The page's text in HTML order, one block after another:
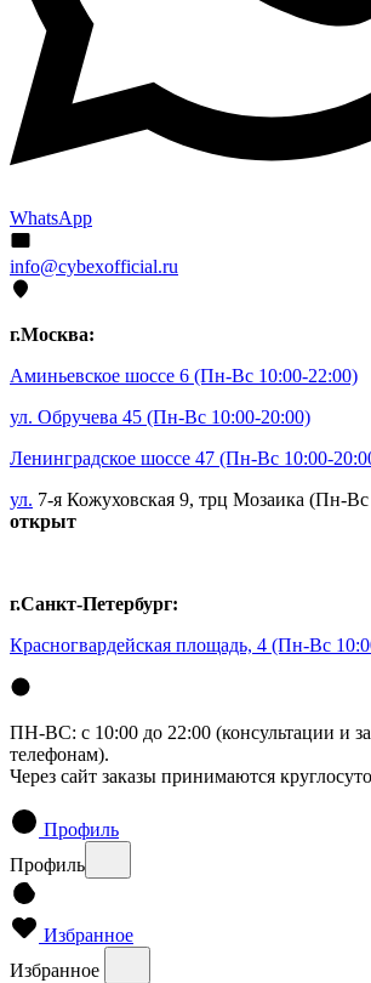
WhatsApp
info@cybexofficial.ru
г.Москва:
Аминьевское шоссе 6 (Пн-Вс 10:00-22:00)
ул. Обручева 45 (Пн-Вс 10:00-20:00)
Ленинградское шоссе 47 (Пн-Вс 10:00-
ул. 7-я Кожуховская 9, трц Мозаика (Пн-
открыт
г.Санкт-Петербург:
Красногвардейская площадь, 4 (Пн-Вс
ПН-ВС: с 10:00 до 22:00 (консультации и
телефонам).
Через сайт заказы принимаются
Профиль
Профиль
Избранное
Избранное